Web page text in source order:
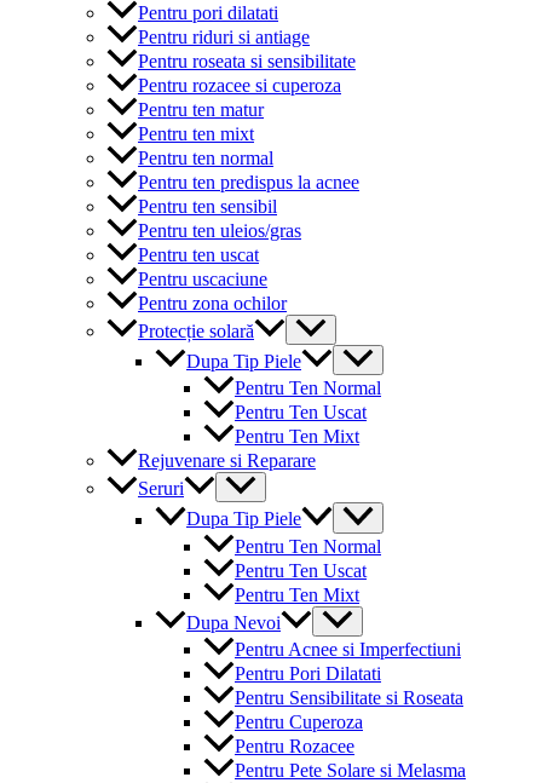
Pentru pori dilatati
Pentru riduri si antiage
Pentru roseata si sensibilitate
Pentru rozacee si cuperoza
Pentru ten matur
Pentru ten mixt
Pentru ten normal
Pentru ten predispus la acnee
Pentru ten sensibil
Pentru ten uleios/gras
Pentru ten uscat
Pentru uscaciune
Pentru zona ochilor
Protecție solară
Menu
Toggle
Dupa Tip Piele
Menu
Toggle
Pentru Ten Normal
Pentru Ten Uscat
Pentru Ten Mixt
Rejuvenare si Reparare
Seruri
Menu
Toggle
Dupa Tip Piele
Menu
Toggle
Pentru Ten Normal
Pentru Ten Uscat
Pentru Ten Mixt
Dupa Nevoi
Menu
Toggle
Pentru Acnee si Imperfectiuni
Pentru Pori Dilatati
Pentru Sensibilitate si Roseata
Pentru Cuperoza
Pentru Rozacee
Pentru Pete Solare si Melasma